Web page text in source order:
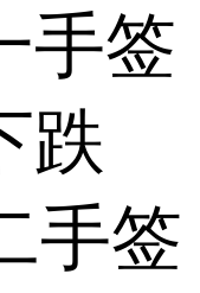
手签
跌
手签